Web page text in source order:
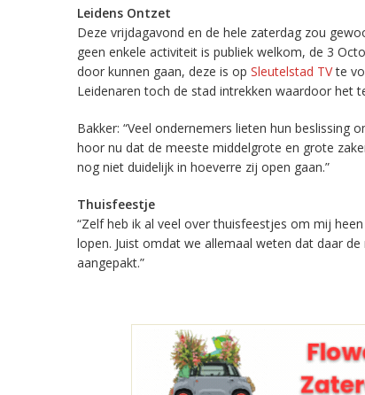
Leidens Ontzet
Deze vrijdagavond en de hele zaterdag zou
geen enkele activiteit is publiek welkom, de 3
door kunnen gaan, deze is op Sleutelstad TVte
Leidenaren toch de stad intrekken waardoor het
Bakker: “Veel ondernemers lieten hun
hoor nu dat de meeste middelgrote en grote
nog niet duidelijk in hoeverre zij open gaan.”
Thuisfeestje
“Zelf heb ik al veel over thuisfeestjes om mij
lopen. Juist omdat we allemaal weten dat daar
aangepakt.”